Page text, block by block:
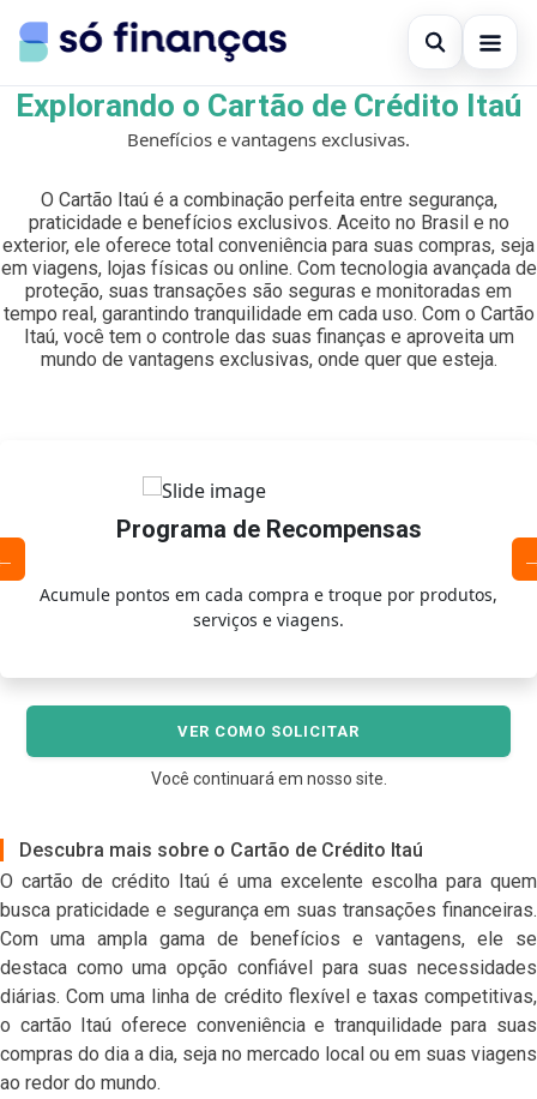
Open
Cartões de crédito
Investimentos
Search for:
Press Enter to search or ESC to close.
Explorando o Cartão de Crédito Itaú
Benefícios e vantagens exclusivas.
O Cartão Itaú é a combinação perfeita entre segurança,
praticidade e benefícios exclusivos. Aceito no Brasil e no
exterior, ele oferece total conveniência para suas compras, seja
em viagens, lojas físicas ou online. Com tecnologia avançada de
proteção, suas transações são seguras e monitoradas em
tempo real, garantindo tranquilidade em cada uso. Com o Cartão
Itaú, você tem o controle das suas finanças e aproveita um
mundo de vantagens exclusivas, onde quer que esteja.
Programa de Recompensas
Acumule pontos em cada compra e troque por produtos,
serviços e viagens.
VER COMO SOLICITAR
Você continuará em nosso site.
Descubra mais sobre o Cartão de Crédito Itaú
O cartão de crédito Itaú é uma excelente escolha para quem
busca praticidade e segurança em suas transações financeiras.
Com uma ampla gama de benefícios e vantagens, ele se
destaca como uma opção confiável para suas necessidades
diárias. Com uma linha de crédito flexível e taxas competitivas,
o cartão Itaú oferece conveniência e tranquilidade para suas
compras do dia a dia, seja no mercado local ou em suas viagens
ao redor do mundo.